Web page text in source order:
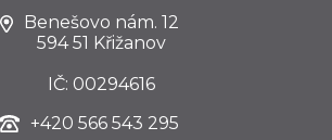
Benešovo nám. 12
594 51 Křižanov
IČ: 00294616
+420 566 543 295